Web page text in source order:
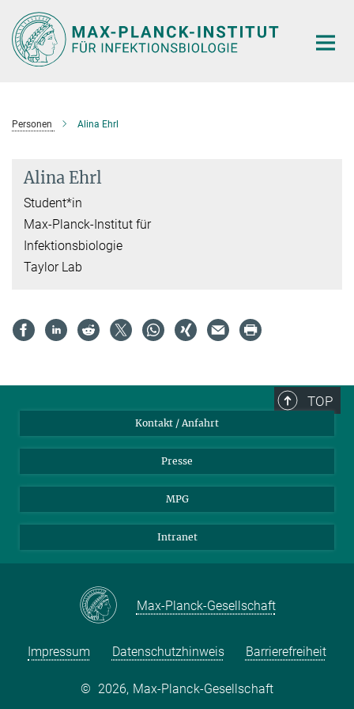
Hauptinhalt
Personen Alina Ehrl
Alina Ehrl
Student*in
Max-Planck-Institut für
Infektionsbiologie
Taylor Lab
TOP
Kontakt / Anfahrt
Presse
MPG
Intranet
Max-Planck-Gesellschaft
Impressum Datenschutzhinweis Barrierefreiheit
© 2026, Max-Planck-Gesellschaft